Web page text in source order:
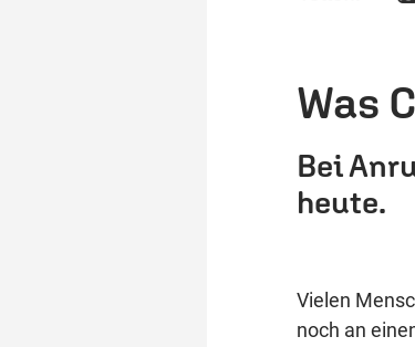
Was
Bei
heute.
Vielen
noch an